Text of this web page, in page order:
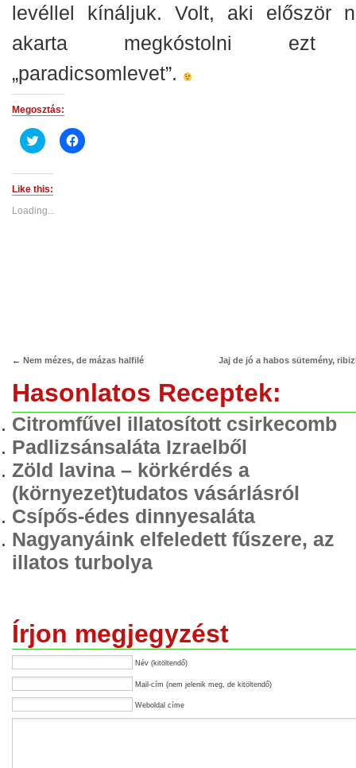
levéllel kínáljuk. Volt, aki először
akarta megkóstolni
„paradicsomlevet”.
Megosztás:
Click
to
(Opens
in
new
Click
to
Like this:
Loading...
← Nem mézes, de mázas halfilé Jaj de jó a habos sütemény,
Hasonlatos Receptek:
Citromfűvel illatosított csirkecomb
Padlizsánsaláta Izraelből
Zöld lavina – körkérdés a
(környezet)tudatos vásárlásról
Csípős-édes dinnyesaláta
Nagyanyáink elfeledett fűszere, az
illatos turbolya
Írjon megjegyzést
Név (kitöltendő)
Mail-cím (nem jelenik meg, de kitöltendő)
Weboldal címe